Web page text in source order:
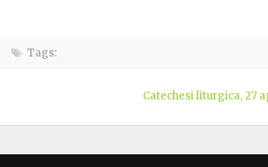
Tags:
Catechesi liturgica, 27